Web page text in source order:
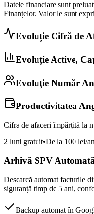
Datele financiare sunt
Finanțelor. Valorile sunt
Evoluție Cifră de
Evoluție Active,
Evoluție Număr
Productivitatea
Cifra de afaceri împărțită la
2 luni gratuit•De la 100 lei/an
Arhivă SPV Automată
Descarcă automat facturile
siguranță timp de 5 ani,
Backup automat în